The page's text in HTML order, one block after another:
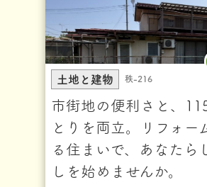
土地と建物
秩-216
市街地の便利さと、
とりを両立。リフォー
る住まいで、あなたら
しを始めませんか。